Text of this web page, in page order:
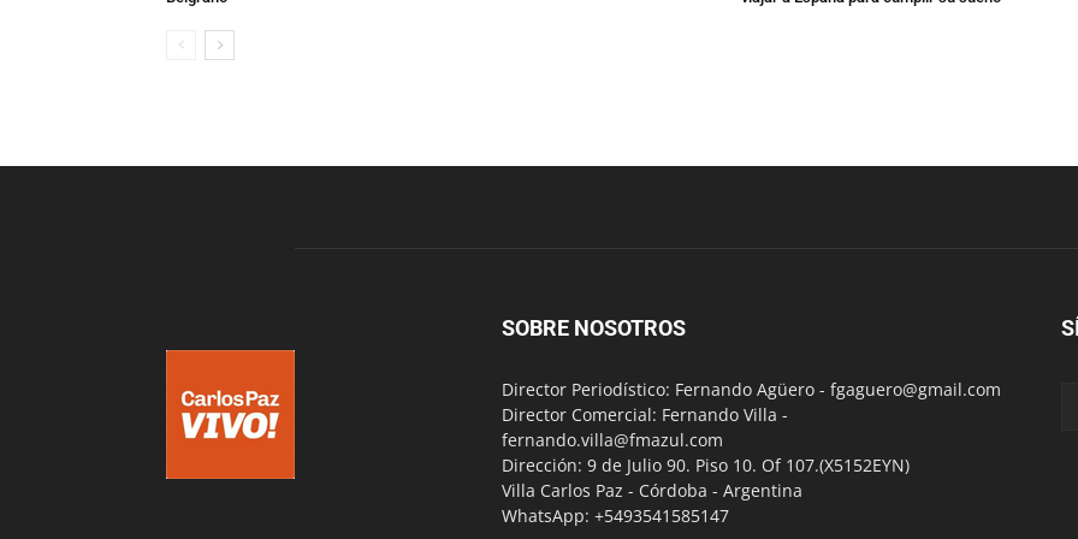
SOBRE NOSOTROS
Director Periodístico: Fernando Agüero - fgaguero@gmail.com
Director Comercial: Fernando Villa -
fernando.villa@fmazul.com
Dirección: 9 de Julio 90. Piso 10. Of 107.(X5152EYN)
Villa Carlos Paz - Córdoba - Argentina
WhatsApp: +5493541585147